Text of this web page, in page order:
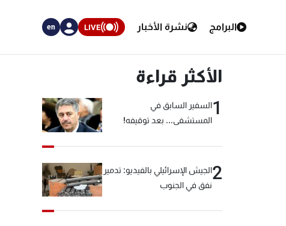
البرامج نشرة الأخبار LIVE
en
الأكثر قراءة
1السفير السابق في
المستشفى... بعد توقيفه!
2الجيش الإسرائيلي بالفيديو: تدمير
نفق في الجنوب